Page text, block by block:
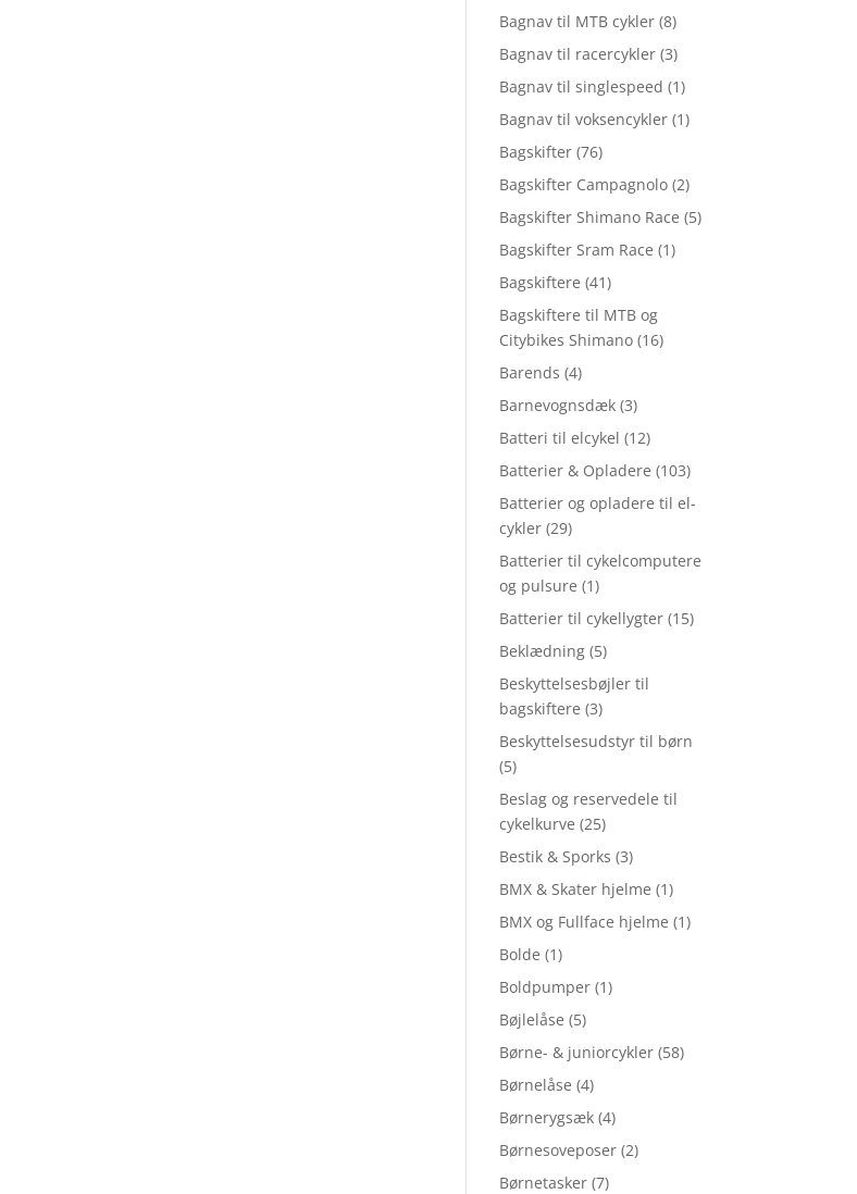
Bagnav til MTB cykler (8)
Bagnav til racercykler (3)
Bagnav til singlespeed (1)
Bagnav til voksencykler (1)
Bagskifter (76)
Bagskifter Campagnolo (2)
Bagskifter Shimano Race (5)
Bagskifter Sram Race (1)
Bagskiftere (41)
Bagskiftere til MTB og
Citybikes Shimano (16)
Barends (4)
Barnevognsdæk (3)
Batteri til elcykel (12)
Batterier & Opladere (103)
Batterier og opladere til el-
cykler (29)
Batterier til cykelcomputere
og pulsure (1)
Batterier til cykellygter (15)
Beklædning (5)
Beskyttelsesbøjler til
bagskiftere (3)
Beskyttelsesudstyr til børn
(5)
Beslag og reservedele til
cykelkurve (25)
Bestik & Sporks (3)
BMX & Skater hjelme (1)
BMX og Fullface hjelme (1)
Bolde (1)
Boldpumper (1)
Bøjlelåse (5)
Børne- & juniorcykler (58)
Børnelåse (4)
Børnerygsæk (4)
Børnesoveposer (2)
Børnetasker (7)